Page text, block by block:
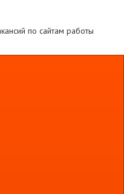
по сайтам работы